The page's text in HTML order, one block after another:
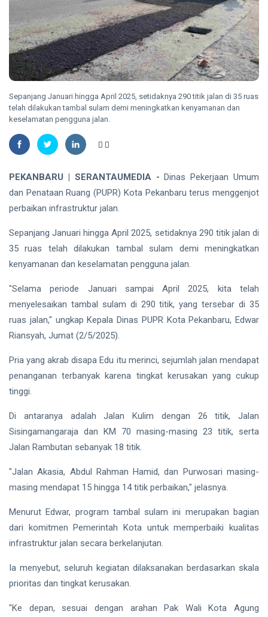
Warga Desa
Undan
Berhasil
Menangkap
RIAU
Sekda
Riau
Apresiasi
Dukungan
Plt
Gubernur
Usai Riau
Masuk
Besar
ADLG
2026
07
Aug,
2026
27
views
TANJUNGPINANG
Tanjungpinang
Ingatkan
Waspadai
Berkedok Juru
Pungut
Sampah
07 Aug,
33
NATUNA
167 RTLH di
Direhabilitasi
dengan
Bantuan
Kementerian
07 Aug,
2026
36
views
Prabowo Subianto
Indonesia
Pekanbaru
Pilkada 2024
PT IKPP Perawang
PSSI
Sepanjang Januari hingga April 2025, setidaknya 290 titik jalan di 35 ruas
telah dilakukan tambal sulam demi meningkatkan kenyamanan dan
keselamatan pengguna jalan.
PEKANBARU | SERANTAUMEDIA -Dinas Pekerjaan Umum
dan Penataan Ruang (PUPR) Kota Pekanbaru terus menggenjot
perbaikan infrastruktur jalan.
Sepanjang Januari hingga April 2025, setidaknya 290 titik jalan di
35 ruas telah dilakukan tambal sulam demi meningkatkan
kenyamanan dan keselamatan pengguna jalan.
"Selama periode Januari sampai April 2025, kita telah
menyelesaikan tambal sulam di 290 titik, yang tersebar di 35
ruas jalan," ungkap Kepala Dinas PUPR Kota Pekanbaru, Edwar
Riansyah, Jumat (2/5/2025).
Pria yang akrab disapa Edu itu merinci, sejumlah jalan mendapat
penanganan terbanyak karena tingkat kerusakan yang cukup
tinggi.
Di antaranya adalah Jalan Kulim dengan 26 titik, Jalan
Sisingamangaraja dan KM 70 masing-masing 23 titik, serta
Jalan Rambutan sebanyak 18 titik.
"Jalan Akasia, Abdul Rahman Hamid, dan Purwosari masing-
masing mendapat 15 hingga 14 titik perbaikan," jelasnya.
Menurut Edwar, program tambal sulam ini merupakan bagian
dari komitmen Pemerintah Kota untuk memperbaiki kualitas
infrastruktur jalan secara berkelanjutan.
Ia menyebut, seluruh kegiatan dilaksanakan berdasarkan skala
prioritas dan tingkat kerusakan.
"Ke depan, sesuai dengan arahan Pak Wali Kota Agung